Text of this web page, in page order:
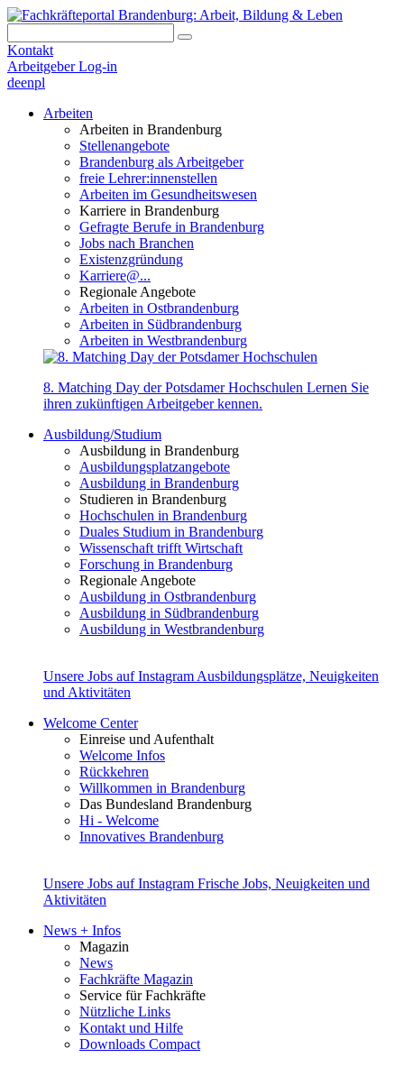
Kontakt
Arbeitgeber Log-in
deenpl
Arbeiten
Arbeiten in Brandenburg
Stellenangebote
Brandenburg als Arbeitgeber
freie Lehrer:innenstellen
Arbeiten im Gesundheitswesen
Karriere in Brandenburg
Gefragte Berufe in Brandenburg
Jobs nach Branchen
Existenzgründung
Karriere@...
Regionale Angebote
Arbeiten in Ostbrandenburg
Arbeiten in Südbrandenburg
Arbeiten in Westbrandenburg
8. Matching Day der Potsdamer Hochschulen Lernen Sie
ihren zukünftigen Arbeitgeber kennen.
Ausbildung/Studium
Ausbildung in Brandenburg
Ausbildungsplatzangebote
Ausbildung in Brandenburg
Studieren in Brandenburg
Hochschulen in Brandenburg
Duales Studium in Brandenburg
Wissenschaft trifft Wirtschaft
Forschung in Brandenburg
Regionale Angebote
Ausbildung in Ostbrandenburg
Ausbildung in Südbrandenburg
Ausbildung in Westbrandenburg
Unsere Jobs auf Instagram Ausbildungsplätze, Neuigkeiten
und Aktivitäten
Welcome Center
Einreise und Aufenthalt
Welcome Infos
Rückkehren
Willkommen in Brandenburg
Das Bundesland Brandenburg
Hi - Welcome
Innovatives Brandenburg
Unsere Jobs auf Instagram Frische Jobs, Neuigkeiten und
Aktivitäten
News + Infos
Magazin
News
Fachkräfte Magazin
Service für Fachkräfte
Nützliche Links
Kontakt und Hilfe
Downloads Compact